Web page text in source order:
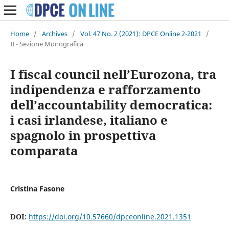
Home / Archives / Vol. 47 No. 2 (2021): DPCE Online 2-2021
/
II - Sezione Monografica
I fiscal council nell’Eurozona, tra
indipendenza e rafforzamento
dell’accountability democratica:
i casi irlandese, italiano e
spagnolo in prospettiva
comparata
Cristina Fasone
DOI: https://doi.org/10.57660/dpceonline.2021.1351